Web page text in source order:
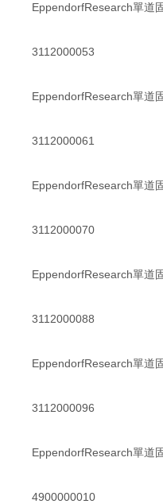
EppendorfResearch單道
3112000053
EppendorfResearch單道
3112000061
EppendorfResearch單道
3112000070
EppendorfResearch單道
3112000088
EppendorfResearch單道
3112000096
EppendorfResearch單道
4900000010